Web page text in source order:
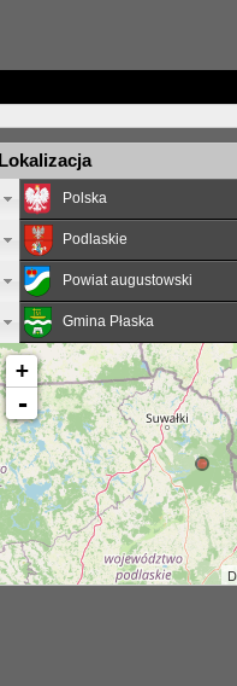
Lokalizacja
Polska
Podlaskie
Powiat augustowski
Gmina Płaska
+
-